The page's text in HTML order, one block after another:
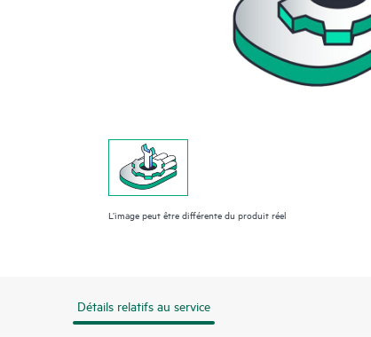
L’image peut être différente du produit réel
Détails relatifs au service